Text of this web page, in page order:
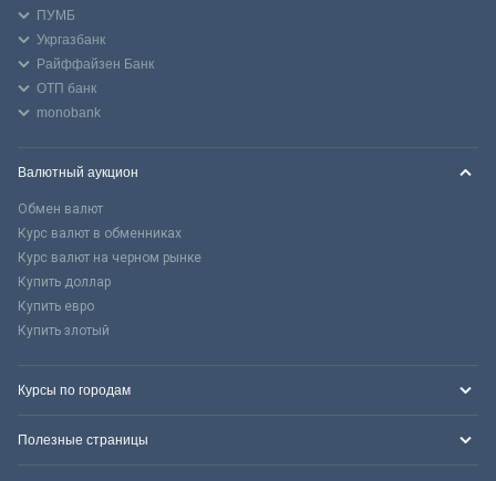
ПУМБ
Укргазбанк
Райффайзен Банк
ОТП банк
monobank
Валютный аукцион
Обмен валют
Курс валют в обменниках
Курс валют на черном рынке
Купить доллар
Купить евро
Купить злотый
Курсы по городам
Полезные страницы